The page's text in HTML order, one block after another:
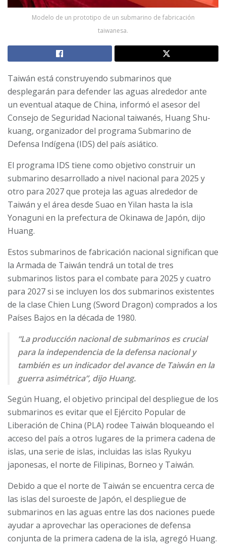
Modelo de un prototipo de un submarino de fabricación
taiwanesa.
Taiwán está construyendo submarinos que
desplegarán para defender las aguas alrededor ante
un eventual ataque de China, informó el asesor del
Consejo de Seguridad Nacional taiwanés, Huang Shu-
kuang, organizador del programa Submarino de
Defensa Indígena (IDS) del país asiático.
El programa IDS tiene como objetivo construir un
submarino desarrollado a nivel nacional para 2025 y
otro para 2027 que proteja las aguas alrededor de
Taiwán y el área desde Suao en Yilan hasta la isla
Yonaguni en la prefectura de Okinawa de Japón, dijo
Huang.
Estos submarinos de fabricación nacional significan que
la Armada de Taiwán tendrá un total de tres
submarinos listos para el combate para 2025 y cuatro
para 2027 si se incluyen los dos submarinos existentes
de la clase Chien Lung (Sword Dragon) comprados a los
Países Bajos en la década de 1980.
“La producción nacional de submarinos es crucial
para la independencia de la defensa nacional y
también es un indicador del avance de Taiwán en la
guerra asimétrica”, dijo Huang.
Según Huang, el objetivo principal del despliegue de los
submarinos es evitar que el Ejército Popular de
Liberación de China (PLA) rodee Taiwán bloqueando el
acceso del país a otros lugares de la primera cadena de
islas, una serie de islas, incluidas las islas Ryukyu
japonesas, el norte de Filipinas, Borneo y Taiwán.
Debido a que el norte de Taiwán se encuentra cerca de
las islas del suroeste de Japón, el despliegue de
submarinos en las aguas entre las dos naciones puede
ayudar a aprovechar las operaciones de defensa
conjunta de la primera cadena de la isla, agregó Huang.